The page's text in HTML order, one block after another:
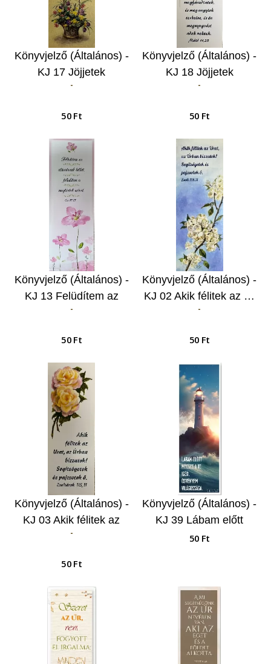
Könyvjelző (Általános) -
KJ 17 Jöjjetek
énhozzám…
-
50 Ft
Könyvjelző (Általános) -
KJ 18 Jöjjetek
énhozzám…
-
50 Ft
Könyvjelző (Általános) -
KJ 13 Felüdítem az
alázatosak…
-
50 Ft
Könyvjelző (Általános) -
KJ 02 Akik félitek az …
-
50 Ft
Könyvjelző (Általános) -
KJ 03 Akik félitek az
Urat…
-
50 Ft
Könyvjelző (Általános) -
KJ 39 Lábam előtt
mécses...
50 Ft